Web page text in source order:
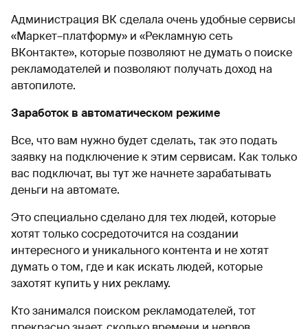
Администрация ВК сделала очень удобные сервисы
«Маркет–платформу» и «Рекламную сеть
ВКонтакте», которые позволяют не думать о поиске
рекламодателей и позволяют получать доход на
автопилоте.
Заработок в автоматическом режиме
Все, что вам нужно будет сделать, так это подать
заявку на подключение к этим сервисам. Как только
вас подключат, вы тут же начнете зарабатывать
деньги на автомате.
Это специально сделано для тех людей, которые
хотят только сосредоточится на создании
интересного и уникального контента и не хотят
думать о том, где и как искать людей, которые
захотят купить у них рекламу.
Кто занимался поиском рекламодателей, тот